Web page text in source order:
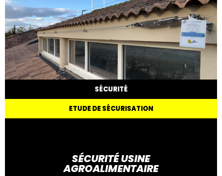
SÉCURITÉ
ETUDE DE SÉCURISATION
SÉCURITÉ USINE
AGROALIMENTAIRE